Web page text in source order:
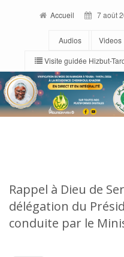
Accueil 7 août
Audios Videos
Visite guidée Hizbut-
Rappel à Dieu de
délégation du
conduite par le